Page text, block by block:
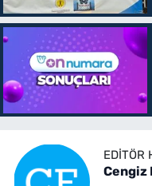
EDITÖR
Cengiz